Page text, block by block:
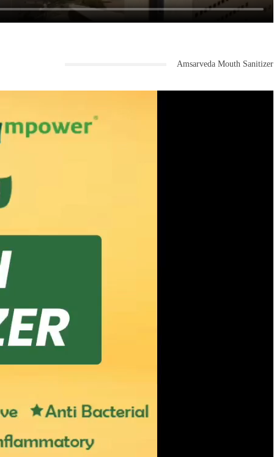
Amsarveda Mouth Sanitizer